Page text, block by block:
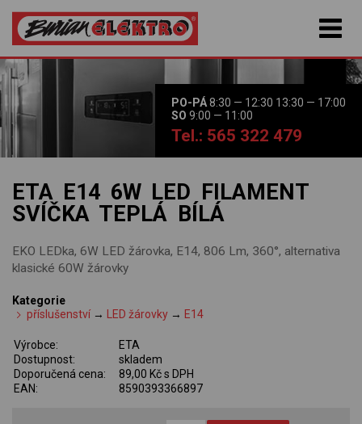
PO-PÁ8:30 — 12:30 13:30 — 17:00
SO 9:00 — 11:00
Tel.: 565 322 479
ETA E14 6W LED FILAMENT
SVÍČKA TEPLÁ BÍLÁ
EKO LEDka, 6W LED žárovka, E14, 806 Lm, 360°, alternativa
klasické 60W žárovky
Kategorie
příslušenství → LED žárovky → E14
Výrobce:
ETA
Dostupnost:
skladem
Doporučená cena:
89,00 Kč s DPH
EAN:
8590393366897